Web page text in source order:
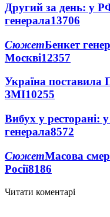
Другий за день: у
генерала13706
СюжетБенкет
Москві12357
Україна поставила
ЗМІ10255
Вибух у ресторані:
генерала8572
СюжетМасова
Росії8186
Читати коментарі